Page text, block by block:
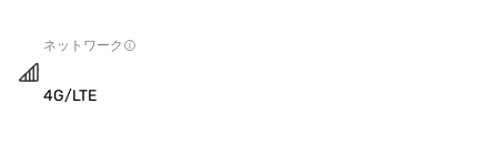
ネットワーク
4G/LTE